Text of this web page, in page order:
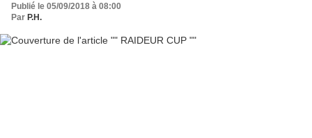
Publié le 05/09/2018 à 08:00
Par P.H.